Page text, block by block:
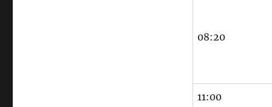
08:20
11:00